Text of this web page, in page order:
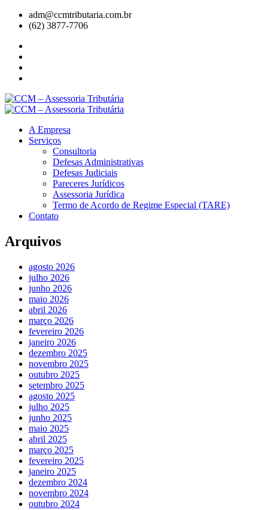
adm@ccmtributaria.com.br
(62) 3877-7706
A Empresa
Serviços
Consultoria
Defesas Administrativas
Defesas Judiciais
Pareceres Jurídicos
Assessoria Jurídica
Termo de Acordo de Regime Especial (TARE)
Contato
Arquivos
agosto 2026
julho 2026
junho 2026
maio 2026
abril 2026
março 2026
fevereiro 2026
janeiro 2026
dezembro 2025
novembro 2025
outubro 2025
setembro 2025
agosto 2025
julho 2025
junho 2025
maio 2025
abril 2025
março 2025
fevereiro 2025
janeiro 2025
dezembro 2024
novembro 2024
outubro 2024